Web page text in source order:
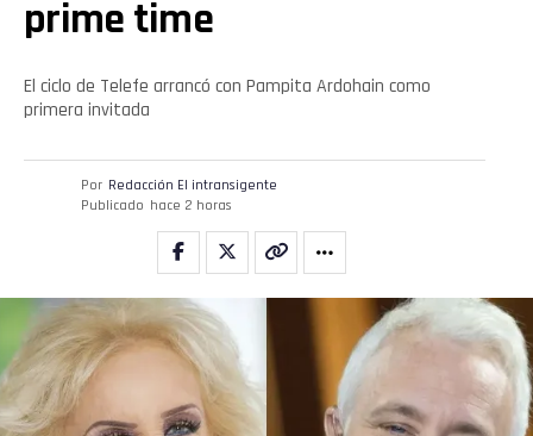
prime time
El ciclo de Telefe arrancó con Pampita Ardohain como
primera invitada
Por Redacción El intransigente
Publicado hace 2 horas